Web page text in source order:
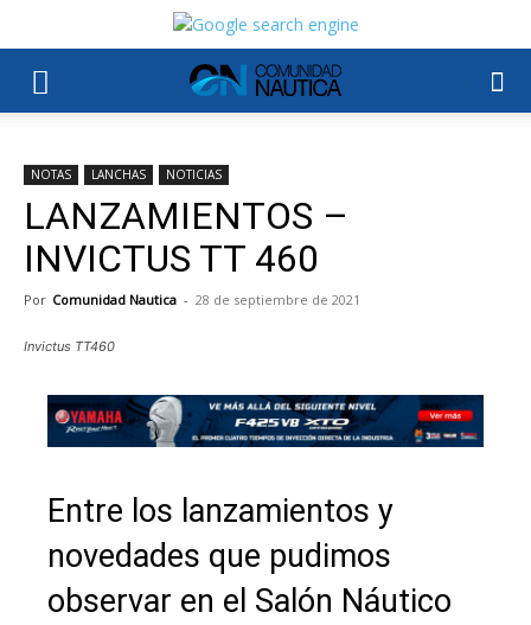
NOTAS LANCHAS NOTICIAS
LANZAMIENTOS –
INVICTUS TT 460
Por Comunidad Nautica - 28 de septiembre de 2021
Invictus TT460
Entre los lanzamientos y
novedades que pudimos
observar en el Salón Náutico